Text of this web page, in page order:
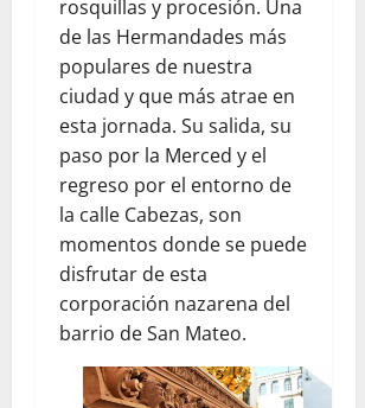
rosquillas y procesión. Una
de las Hermandades más
populares de nuestra
ciudad y que más atrae en
esta jornada. Su salida, su
paso por la Merced y el
regreso por el entorno de
la calle Cabezas, son
momentos donde se puede
disfrutar de esta
corporación nazarena del
barrio de San Mateo.